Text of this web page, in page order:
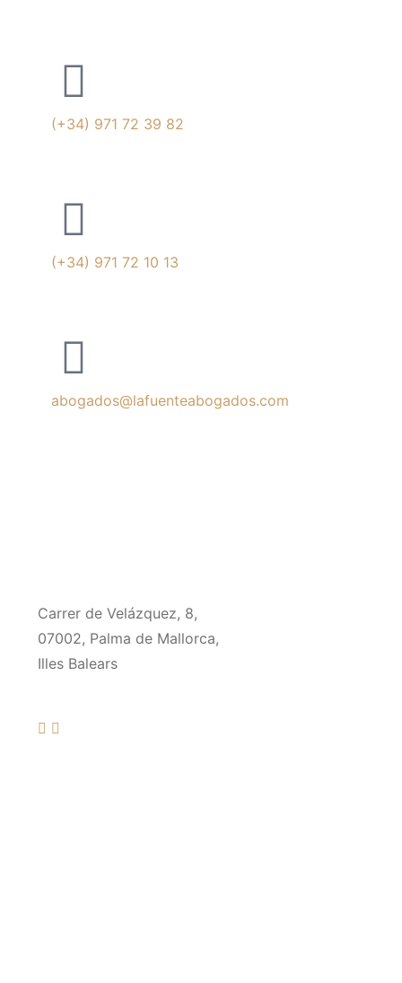
(+34) 971 72 39 82
(+34) 971 72 10 13
abogados@lafuenteabogados.com
Carrer de Velázquez, 8,
07002, Palma de Mallorca,
Illes Balears